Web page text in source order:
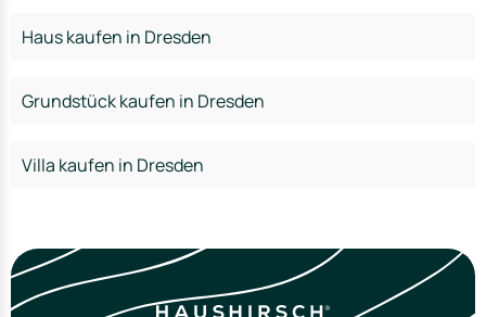
Haus kaufen in Dresden
Grundstück kaufen in Dresden
Villa kaufen in Dresden